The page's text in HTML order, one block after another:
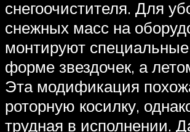
снегоочистителя. Для
снежных масс на
монтируют
форме звездочек, а
Эта модификация
роторную косилку,
трудная в исполнении.